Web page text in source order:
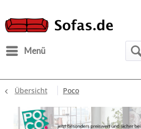
Menü
Übersicht Poco